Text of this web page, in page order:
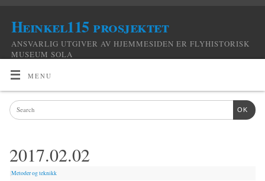
Heinkel115 prosjektet
ANSVARLIG UTGIVER AV HJEMMESIDEN ER FLYHISTORISK
MUSEUM SOLA
MENU
OK
2017.02.02
|Metoder og teknikk